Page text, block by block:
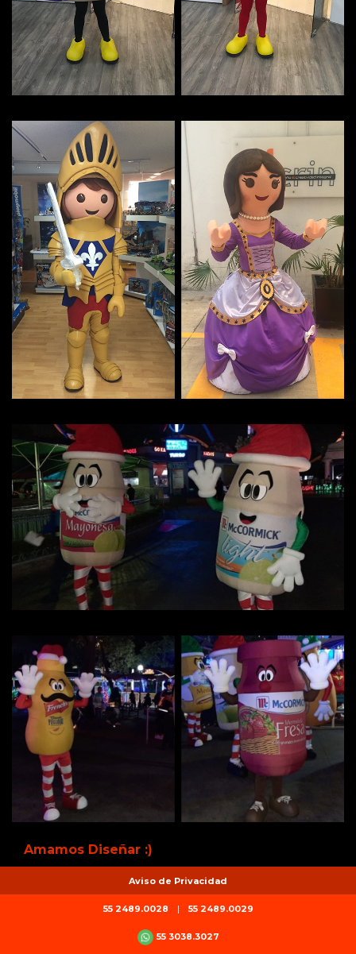
Amamos Diseñar :)
Aviso de Privacidad
55 2489.0028 | 55 2489.0029
55 3038.3027